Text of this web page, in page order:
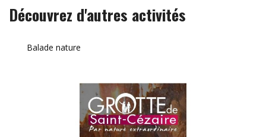
Découvrez d'autres activités
Balade nature